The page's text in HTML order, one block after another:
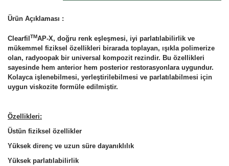
Ürün Açıklaması :
Clearfil TMAP-X, doğru renk eşleşmesi, iyi parlatılabilirlik ve
mükemmel fiziksel özellikleri birarada toplayan, ışıkla polimerize
olan, radyoopak bir universal kompozit rezindir. Bu özellikleri
sayesinde hem anterior hem posterior restorasyonlara uygundur.
Kolayca işlenebilmesi, yerleştirilebilmesi ve parlatılabilmesi için
uygun viskozite formüle edilmiştir.
Özellikleri:
Üstün fiziksel özellikler
Yüksek direnç ve uzun süre dayanıklılık
Yüksek parlatılabilirlik